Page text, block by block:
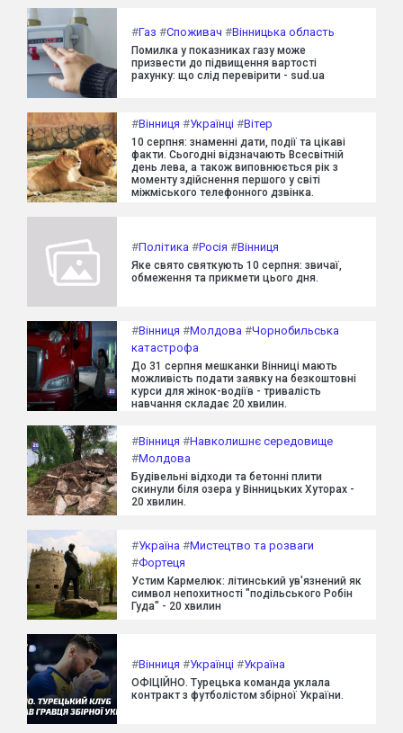
#Газ #Споживач #Вінницька область
Помилка у показниках газу може
призвести до підвищення вартості
рахунку: що слід перевірити - sud.ua
#Вінниця #Українці #Вітер
10 серпня: знаменні дати, події та цікаві
факти. Сьогодні відзначають Всесвітній
день лева, а також виповнюється рік з
моменту здійснення першого у світі
міжміського телефонного дзвінка.
#Політика #Росія #Вінниця
Яке свято святкують 10 серпня: звичаї,
обмеження та прикмети цього дня.
#Вінниця #Молдова #Чорнобильська
катастрофа
До 31 серпня мешканки Вінниці мають
можливість подати заявку на безкоштовні
курси для жінок-водіїв - тривалість
навчання складає 20 хвилин.
#Вінниця #Навколишнє середовище
#Молдова
Будівельні відходи та бетонні плити
скинули біля озера у Вінницьких Хуторах -
20 хвилин.
#Україна #Мистецтво та розваги
#Фортеця
Устим Кармелюк: літинський ув'язнений як
символ непохитності "подільського Робін
Гуда" - 20 хвилин
#Вінниця #Українці #Україна
ОФІЦІЙНО. Турецька команда уклала
контракт з футболістом збірної України.